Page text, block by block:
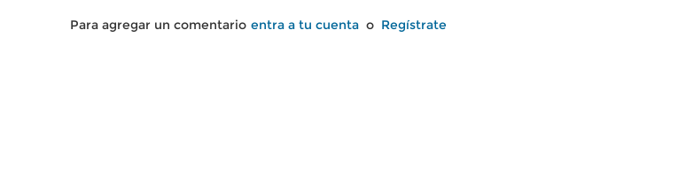
Para agregar un comentario entra a tu cuenta o Regístrate